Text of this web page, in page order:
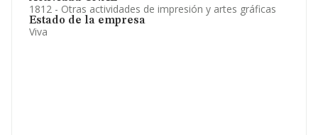
1812 - Otras actividades de impresión y artes gráficas
Estado de la empresa
Viva